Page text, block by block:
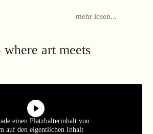
mehr lesen...
art meets
einen Platzhalterinhalt von
auf den eigentlichen Inhalt